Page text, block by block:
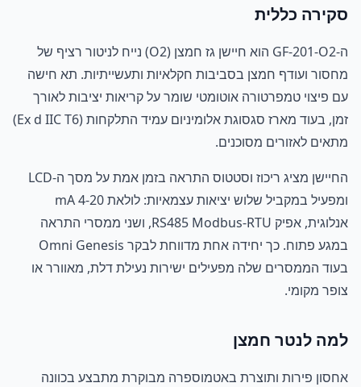
סקירה כללית
ה-GF-201-O2 הוא חיישן גז חמצן (O2) נייח לניטור רציף של
מחסור ועודף חמצן בסביבות חקלאיות ותעשייתיות. תא חישה
עם פיצוי טמפרטורה אוטומטי שומר על קריאות יציבות לאורך
זמן, בעוד מארז סגסוגת אלומיניום עמיד התלקחות (Ex d IIC T6)
מתאים לאזורים מסוכנים.
החיישן מציג ריכוז וסטטוס התראה בזמן אמת על מסך ה-LCD
ומפעיל במקביל שלוש יציאות עצמאיות: לולאת 4-20 mA
אנלוגית, אפיק RS485 Modbus-RTU, ושני ממסרי התראה
במגע פתוח. כך יחידה אחת מדווחת לבקר Omni Genesis
בעוד הממסרים שלה מפעילים ישירות נעילת דלת, מאוורר או
צופר מקומי.
למה לנטר חמצן
אחסון פירות ותוצרת באטמוספרה מבוקרת מתבצע בכוונה